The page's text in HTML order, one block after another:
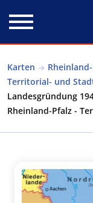
Karten
Territorial- und
Landesgründung
Rheinland-Pfalz -